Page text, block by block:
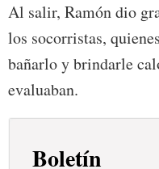
Al salir, Ramón dio
los socorristas,
bañarlo y brindarle
evaluaban.
Boletín